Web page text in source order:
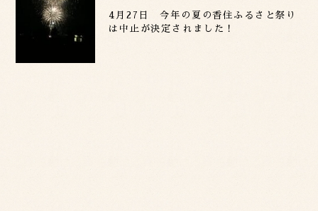
4月27日 今年の夏の香住ふるさと祭り
は中止が決定されました！